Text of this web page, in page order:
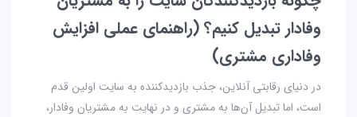
وفادار تبدیل کنیم؟ (راهنمای عملی افزایش
وفاداری مشتری)
در دنیای رقابتی آنلاین، جذب بازدیدکننده به سایت اولین قدم
است، اما تبدیل آن‌ها به مشتری و در نهایت به مشتریان وفادار،